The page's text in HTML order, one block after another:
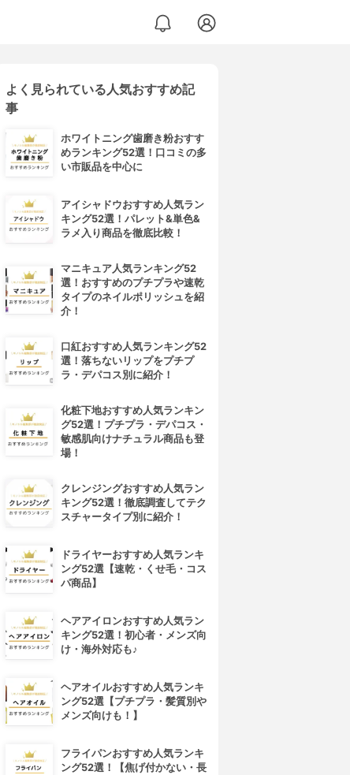
4位
Nespresso(ネスプレッソ)
3.70 (4)
¥9,142
よく見られている人気おすすめ記
事
ホワイトニング歯磨き粉おすす
めランキング52選！口コミの多
い市販品を中心に
アイシャドウおすすめ人気ラン
キング52選！パレット&単色&
ラメ入り商品を徹底比較！
マニキュア人気ランキング52
選！おすすめのプチプラや速乾
タイプのネイルポリッシュを紹
介！
口紅おすすめ人気ランキング52
選！落ちないリップをプチプ
ラ・デパコス別に紹介！
化粧下地おすすめ人気ランキン
グ52選！プチプラ・デパコス・
敏感肌向けナチュラル商品も登
場！
クレンジングおすすめ人気ラン
キング52選！徹底調査してテク
スチャータイプ別に紹介！
ドライヤーおすすめ人気ランキ
ング52選【速乾・くせ毛・コス
パ商品】
ヘアアイロンおすすめ人気ラン
キング52選！初心者・メンズ向
け・海外対応も♪
ヘアオイルおすすめ人気ランキ
ング52選【プチプラ・髪質別や
メンズ向けも！】
フライパンおすすめ人気ランキ
ング52選！【焦げ付かない・長